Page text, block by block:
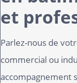
et
Parlez-nous de
commercial ou
accompagnement